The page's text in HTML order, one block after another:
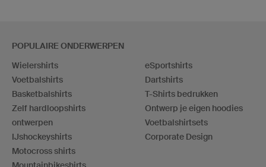
POPULAIRE ONDERWERPEN
Wielershirts
Voetbalshirts
Basketbalshirts
Zelf hardloopshirts
ontwerpen
IJshockeyshirts
Motocross shirts
eSportshirts
Dartshirts
T-Shirts bedrukken
Ontwerp je eigen hoodies
Voetbalshirtsets
Corporate Design